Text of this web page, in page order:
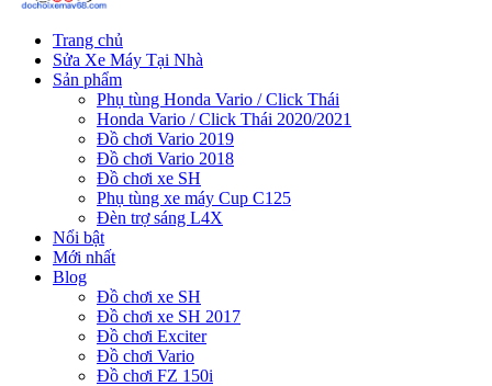
Trang chủ
Sửa Xe Máy Tại Nhà
Sản phẩm
Phụ tùng Honda Vario / Click Thái
Honda Vario / Click Thái 2020/2021
Đồ chơi Vario 2019
Đồ chơi Vario 2018
Đồ chơi xe SH
Phụ tùng xe máy Cup C125
Đèn trợ sáng L4X
Nổi bật
Mới nhất
Blog
Đồ chơi xe SH
Đồ chơi xe SH 2017
Đồ chơi Exciter
Đồ chơi Vario
Đồ chơi FZ 150i